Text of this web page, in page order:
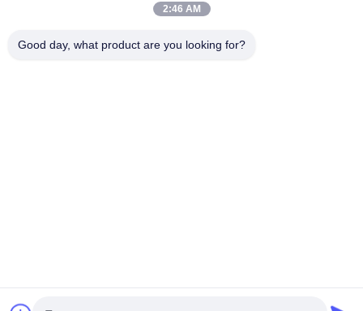
2:46 AM
Good day, what product are you looking for?